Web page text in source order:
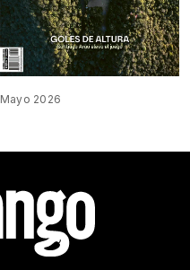
Mayo 2026